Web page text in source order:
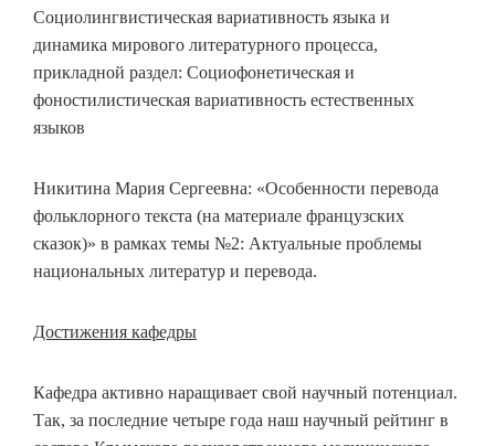
Социолингвистическая вариативность языка и
динамика мирового литературного процесса,
прикладной раздел: Социофонетическая и
фоностилистическая вариативность естественных
языков
Никитина Мария Сергеевна: «Особенности перевода
фольклорного текста (на материале французских
сказок)» в рамках темы №2: Актуальные проблемы
национальных литератур и перевода.
Достижения кафедры
Кафедра активно наращивает свой научный потенциал.
Так, за последние четыре года наш научный рейтинг в